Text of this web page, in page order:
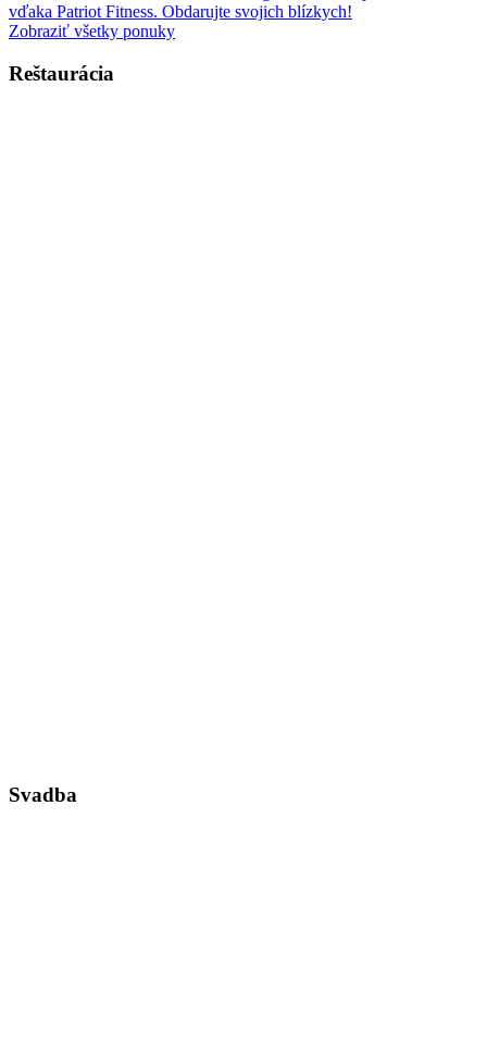
vďaka Patriot Fitness. Obdarujte svojich blízkych!
Zobraziť všetky ponuky
Reštaurácia
Svadba